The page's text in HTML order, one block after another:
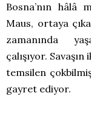
Bosna’nın hâlâ
Maus, ortaya
zamanında
çalışıyor.
temsilen
gayret ediyor.